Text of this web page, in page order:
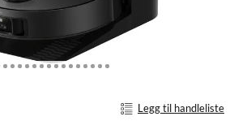
Legg til handleliste